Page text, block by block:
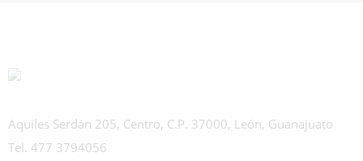
Aquiles Serdán 205, Centro, C.P. 37000, León, Guanajuato
Tel. 477 3794056